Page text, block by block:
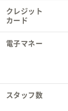
クレジット
カード
電子マネー
スタッフ数